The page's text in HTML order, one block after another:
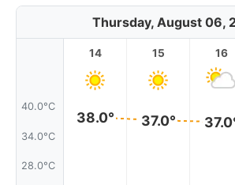
Thursday, August 06,
40.0°C
34.0°C
28.0°C
14
38.0°
15
37.0°
16